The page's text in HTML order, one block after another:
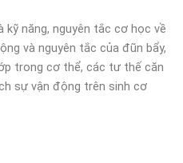
năng, nguyên tắc cơ học về
và nguyên tắc của đũn bẩy,
trong cơ thể, các tư thế căn
sự vận động trên sinh cơ